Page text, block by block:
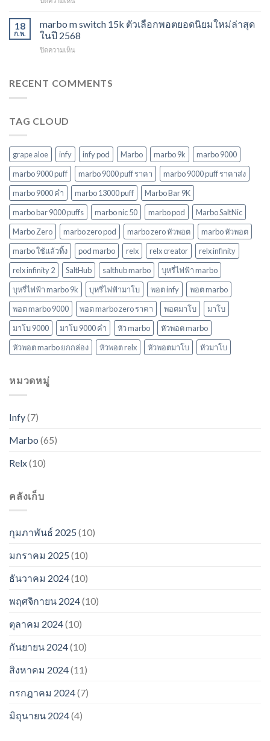
พลาด
2568
ทิ้ง
หลาก
ตัว
ตอบ
15000
พอต
ใช้
บุหรี่
18
ก.พ.
marbo m switch 15k ตัวเลือกพอตยอดนิยมใหม่ล่าสุด
ในปี 2568
ปิดความเห็น
switch
นิยม
ใหม่
ล่าสุด
ในปี
2568
RECENT COMMENTS
TAG CLOUD
grape aloe infy infy pod Marbo marbo 9k
marbo 9000
marbo 9000 puff
marbo 9000 puff ราคา
marbo 9000 puff ราคาส่ง
marbo 9000 คํา
marbo 13000 puff
Marbo Bar 9K
marbo bar 9000 puffs
marbo nic 50 marbo pod
Marbo SaltNic
Marbo Zero
marbo zero pod marbo zero หัวพอต
marbo หัวพอต
marbo ใช้แล้วทิ้ง
pod marbo relx relx creator
relx infinity
relx infinity 2
SaltHub salthub marbo
บุหรี่ไฟฟ้า marbo
บุหรี่ไฟฟ้า marbo 9k
บุหรี่ไฟฟ้ามาโบ พอต infy
พอต marbo
พอต marbo 9000
พอต marbo zero ราคา พอตมาโบ
มาโบ
มาโบ 9000
มาโบ 9000 คํา หัว marbo
หัวพอต marbo
หัวพอต marbo ยกกล่อง
หัวพอต relx หัวพอตมาโบ หัวมาโบ
หมวดหมู่
Infy(7)
Marbo (65)
Relx(10)
คลังเก็บ
กุมภาพันธ์ 2025 (10)
มกราคม 2025 (10)
ธันวาคม 2024(10)
พฤศจิกายน 2024(10)
ตุลาคม 2024(10)
กันยายน 2024(10)
สิงหาคม 2024(11)
กรกฎาคม 2024(7)
มิถุนายน 2024(4)